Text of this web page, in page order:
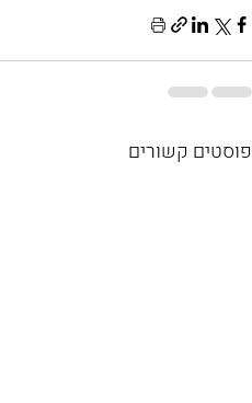
פוסטים קשורים